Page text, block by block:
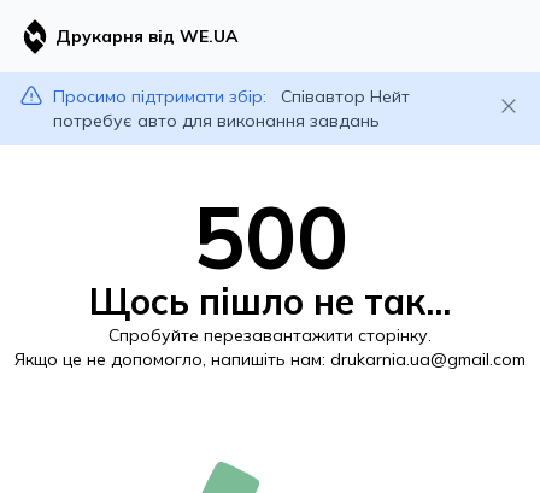
Друкарня від WE.UA
Просимо підтримати збір:
Співавтор Нейт
потребує авто для виконання завдань
500
Щось пішло не так...
Спробуйте перезавантажити сторінку.
Якщо це не допомогло, напишіть нам: drukarnia.ua@gmail.com